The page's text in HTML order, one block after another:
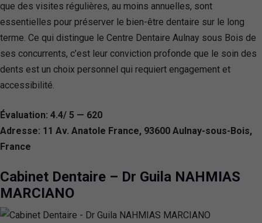
que des visites régulières, au moins annuelles, sont
essentielles pour préserver le bien-être dentaire sur le long
terme. Ce qui distingue le Centre Dentaire Aulnay sous Bois de
ses concurrents, c’est leur conviction profonde que le soin des
dents est un choix personnel qui requiert engagement et
accessibilité.
Évaluation: 4.4/ 5 — 620
Adresse: 11 Av. Anatole France, 93600 Aulnay-sous-Bois,
France
Cabinet Dentaire – Dr Guila NAHMIAS
MARCIANO